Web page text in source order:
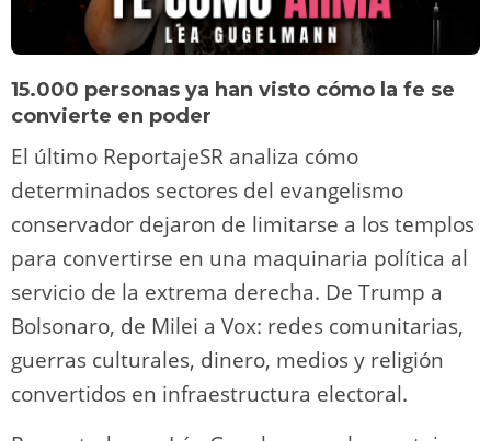
15.000 personas ya han visto cómo la fe se
convierte en poder
El último ReportajeSR analiza cómo
determinados sectores del evangelismo
conservador dejaron de limitarse a los templos
para convertirse en una maquinaria política al
servicio de la extrema derecha. De Trump a
Bolsonaro, de Milei a Vox: redes comunitarias,
guerras culturales, dinero, medios y religión
convertidos en infraestructura electoral.